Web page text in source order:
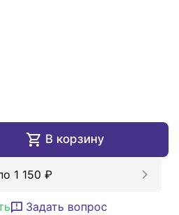
В корзину
1 150 ₽
Задать вопрос